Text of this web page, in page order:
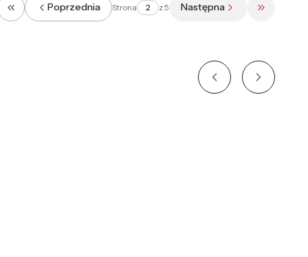
Wróć do pierwszej strony z produktami
Poprzednia Strona z 5 Następna Przejdź